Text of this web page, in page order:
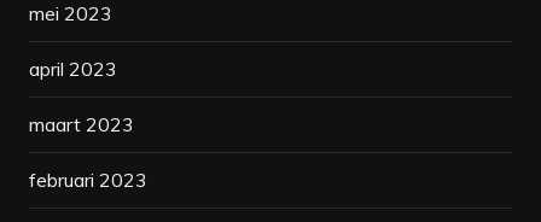
mei 2023
april 2023
maart 2023
februari 2023